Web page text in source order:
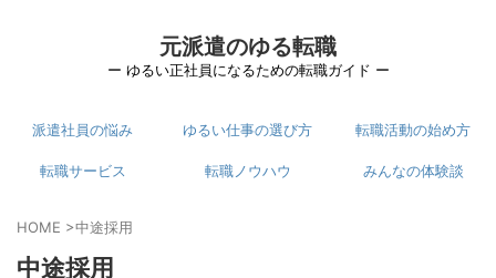
元派遣のゆる転職
ー ゆるい正社員になるための転職ガイド ー
派遣社員の悩み ゆるい仕事の選び方 転職活動の始め方
転職サービス 転職ノウハウ みんなの体験談
HOME >中途採用
中途採用